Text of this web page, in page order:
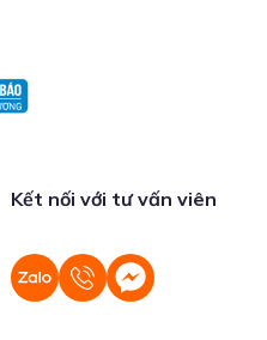
Kết nối với tư vấn viên